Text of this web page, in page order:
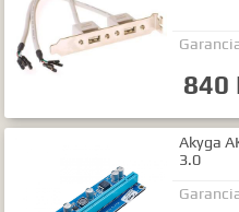
Bemutatkozás
Hírek, akciók
Szerviz
Termék kategóriák
Termék nevek
Termék leírások
840
Akyga
3.0